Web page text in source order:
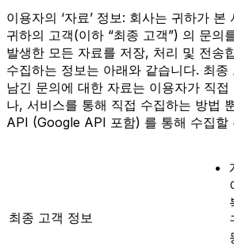
이용자의 ‘자료’ 정보: 회사는 귀하가 본
귀하의 고객(이하 “최종 고객”) 의 문의
발생한 모든 자료를 저장, 처리 및 전송
수집하는 정보는 아래와 같습니다. 최종
남긴 문의에 대한 자료는 이용자가 직접
나, 서비스를 통해 직접 수집하는 방법
API (Google API 포함) 를 통해 수집할
최종 고객 정보